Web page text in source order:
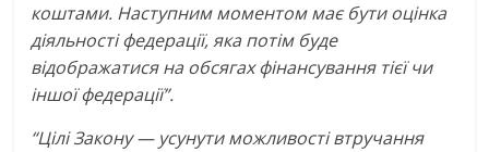
коштами. Наступним моментом має бути оцінка
діяльності федерації, яка потім буде
відображатися на обсягах фінансування тієї чи
іншої федерації”.
“Цілі Закону — усунути можливості втручання